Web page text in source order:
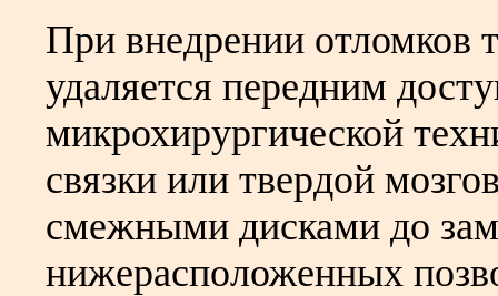
При внедрении отломков
удаляется передним
микрохирургической
связки или твердой
смежными дисками до
нижерасположенных